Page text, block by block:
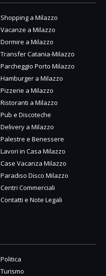
Shopping a Milazzo
Vacanze a Milazzo
Dormire a Milazzo
Transfer Catania-Milazzo
Parcheggio Porto Milazzo
Hamburger a Milazzo
Pizzerie a Milazzo
Ristoranti a Milazzo
Pub e Discoteche
Delivery a Milazzo
Palestre e Benessere
Lavori in Casa Milazzo
Case Vacanza Milazzo
Paradiso Disco Milazzo
Centri Commerciali
Contatti e Note Legali
Politica
Turismo